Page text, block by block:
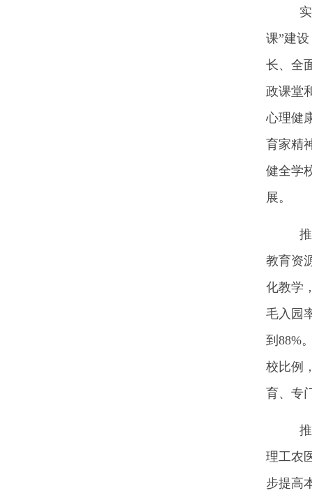
实
课”建
长、全
政课堂
心理健
育家精
健全学
展。
推
教育资
化教学
毛入园
到88%
校比例
育、专
推
理工农
步提高